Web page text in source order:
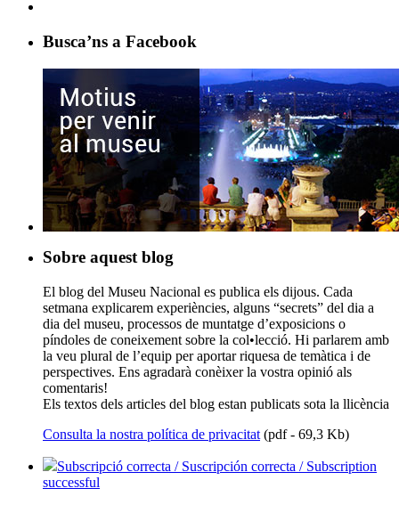
Busca’ns a Facebook
Sobre aquest blog
El blog del Museu Nacional es publica els dijous. Cada
setmana explicarem experiències, alguns “secrets” del dia a
dia del museu, processos de muntatge d’exposicions o
píndoles de coneixement sobre la col•lecció. Hi parlarem amb
la veu plural de l’equip per aportar riquesa de temàtica i de
perspectives. Ens agradarà conèixer la vostra opinió als
comentaris!
Els textos dels articles del blog estan publicats sota la llicència
Consulta la nostra política de privacitat (pdf - 69,3 Kb)
Subscripció correcta / Suscripción correcta / Subscription
successful